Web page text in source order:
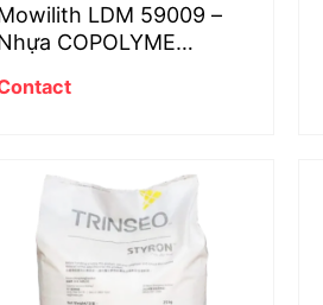
LDM 59009 –
COPOLYME
sinh